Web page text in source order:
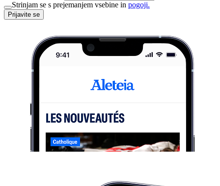
Strinjam se s prejemanjem vsebine in pogoji.
Prijavite se